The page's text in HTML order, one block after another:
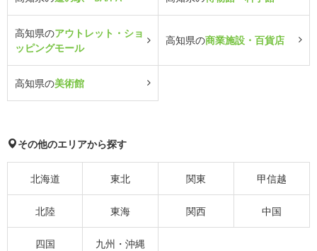
高知県のアウトレット・ショ
ッピングモール
高知県の商業施設・百貨店
高知県の美術館
その他のエリアから探す
北海道 東北 関東 甲信越
北陸 東海 関西 中国
四国 九州・沖縄